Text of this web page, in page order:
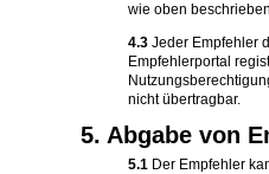
wie oben
4.3 Jeder Empfehler
Empfehlerportal
nicht übertragbar.
5. Abgabe von
5.1 Der Empfehler